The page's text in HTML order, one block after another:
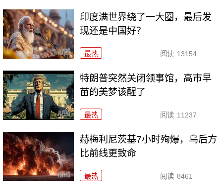
印度满世界绕了一大圈，最后发
现还是中国好？
最热 阅读 13154
特朗普突然关闭领事馆，高市早
苗的美梦该醒了
最热 阅读 11237
赫梅利尼茨基7小时殉爆，乌后方
比前线更致命
最热 阅读 8461